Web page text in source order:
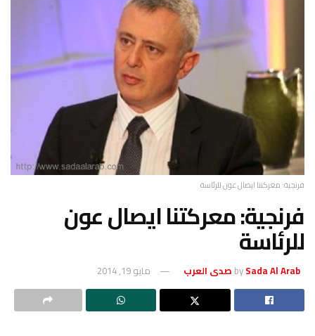
فرنجية: معركتنا ايصال عون للرئاسة
فرنجية: معركتنا ايصال عون
للرئاسة
bySada Al Arab صدى العرب مايو 19, 2014